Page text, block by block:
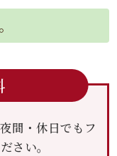
間・休日でもフ
さい。